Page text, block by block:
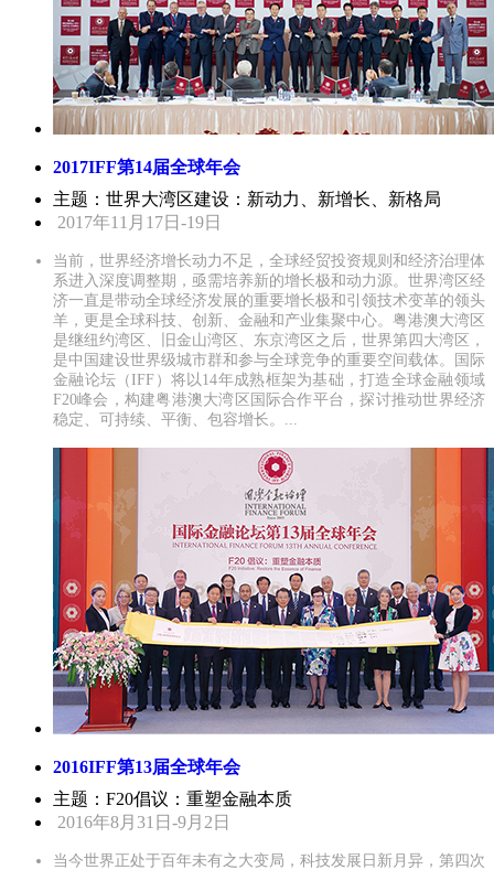
2017IFF第14届全球年会
主题：世界大湾区建设：新动力、新增长、新格局
2017年11月17日-19日
当前，世界经济增长动力不足，全球经贸投资规则和经济治理体
系进入深度调整期，亟需培养新的增长极和动力源。世界湾区经
济一直是带动全球经济发展的重要增长极和引领技术变革的领头
羊，更是全球科技、创新、金融和产业集聚中心。粤港澳大湾区
是继纽约湾区、旧金山湾区、东京湾区之后，世界第四大湾区，
是中国建设世界级城市群和参与全球竞争的重要空间载体。国际
金融论坛（IFF）将以14年成熟框架为基础，打造全球金融领域
F20峰会，构建粤港澳大湾区国际合作平台，探讨推动世界经济
稳定、可持续、平衡、包容增长。...
2016IFF第13届全球年会
主题：F20倡议：重塑金融本质
2016年8月31日-9月2日
当今世界正处于百年未有之大变局，科技发展日新月异，第四次